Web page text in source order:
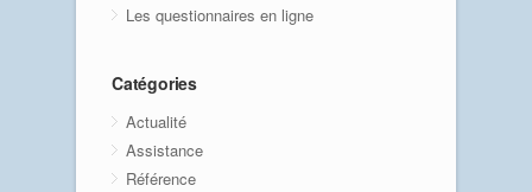
Les questionnaires en ligne
Catégories
Actualité
Assistance
Référence